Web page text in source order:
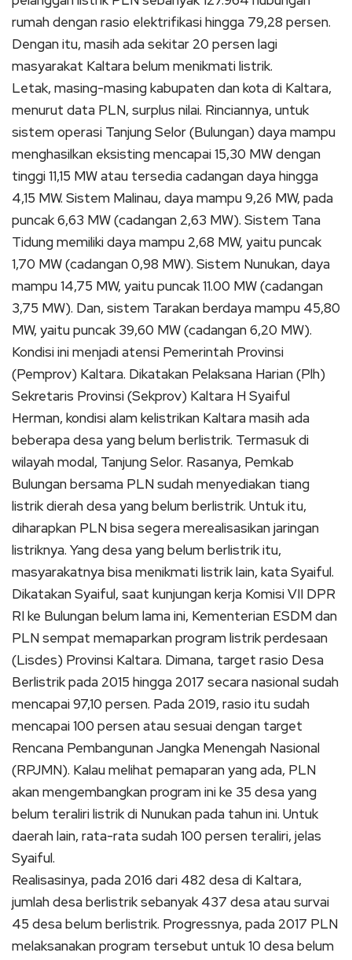
rumah dengan rasio elektrifikasi hingga 79,28 persen.
Dengan itu, masih ada sekitar 20 persen lagi
masyarakat Kaltara belum menikmati listrik.
Letak, masing-masing kabupaten dan kota di Kaltara,
menurut data PLN, surplus nilai. Rinciannya, untuk
sistem operasi Tanjung Selor (Bulungan) daya mampu
menghasilkan eksisting mencapai 15,30 MW dengan
tinggi 11,15 MW atau tersedia cadangan daya hingga
4,15 MW. Sistem Malinau, daya mampu 9,26 MW, pada
puncak 6,63 MW (cadangan 2,63 MW). Sistem Tana
Tidung memiliki daya mampu 2,68 MW, yaitu puncak
1,70 MW (cadangan 0,98 MW). Sistem Nunukan, daya
mampu 14,75 MW, yaitu puncak 11.00 MW (cadangan
3,75 MW). Dan, sistem Tarakan berdaya mampu 45,80
MW, yaitu puncak 39,60 MW (cadangan 6,20 MW).
Kondisi ini menjadi atensi Pemerintah Provinsi
(Pemprov) Kaltara. Dikatakan Pelaksana Harian (Plh)
Sekretaris Provinsi (Sekprov) Kaltara H Syaiful
Herman, kondisi alam kelistrikan Kaltara masih ada
beberapa desa yang belum berlistrik. Termasuk di
wilayah modal, Tanjung Selor. Rasanya, Pemkab
Bulungan bersama PLN sudah menyediakan tiang
listrik dierah desa yang belum berlistrik. Untuk itu,
diharapkan PLN bisa segera merealisasikan jaringan
listriknya. Yang desa yang belum berlistrik itu,
masyarakatnya bisa menikmati listrik lain, kata Syaiful.
Dikatakan Syaiful, saat kunjungan kerja Komisi VII DPR
RI ke Bulungan belum lama ini, Kementerian ESDM dan
PLN sempat memaparkan program listrik perdesaan
(Lisdes) Provinsi Kaltara. Dimana, target rasio Desa
Berlistrik pada 2015 hingga 2017 secara nasional sudah
mencapai 97,10 persen. Pada 2019, rasio itu sudah
mencapai 100 persen atau sesuai dengan target
Rencana Pembangunan Jangka Menengah Nasional
(RPJMN). Kalau melihat pemaparan yang ada, PLN
akan mengembangkan program ini ke 35 desa yang
belum teraliri listrik di Nunukan pada tahun ini. Untuk
daerah lain, rata-rata sudah 100 persen teraliri, jelas
Syaiful.
Realisasinya, pada 2016 dari 482 desa di Kaltara,
jumlah desa berlistrik sebanyak 437 desa atau survai
45 desa belum berlistrik. Progressnya, pada 2017 PLN
melaksanakan program tersebut untuk 10 desa belum